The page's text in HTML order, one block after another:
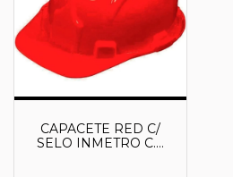
CAPACETE RED C/
SELO INMETRO C.A